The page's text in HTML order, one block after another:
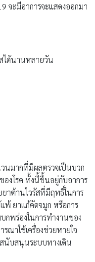
จะมีอาการจะแสดงออกมา
ได้นานหลายวัน
นมากที่มีผลตรวจเป็นบวก
องโรค ทั้งนี้ขึ้นอยู่กับอาการ
ยาต้านไวรัสที่มีฤทธิ์ในการ
พ้ ยาแก้คัดจมูก หรือการ
พร่องในการทำงานของ
าใช้เครื่องช่วยหายใจ
นับสนุนระบบทางเดิน